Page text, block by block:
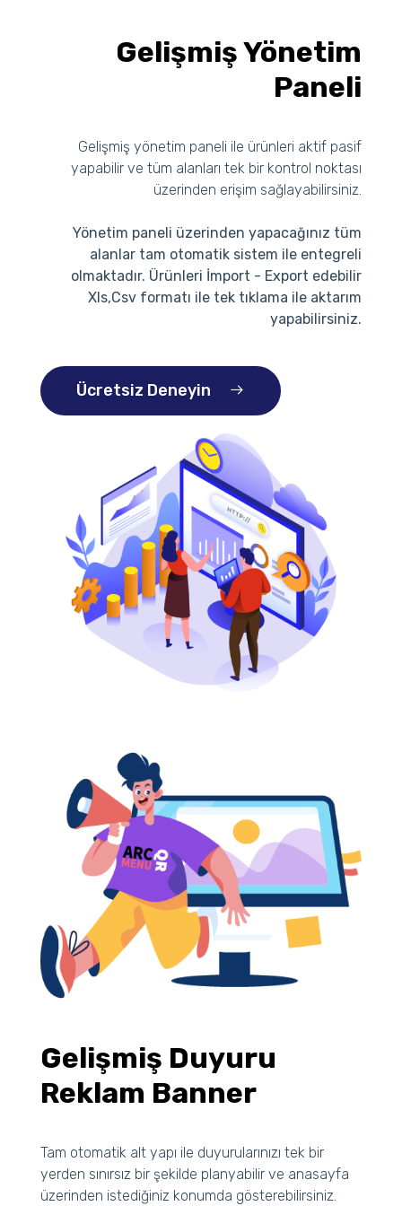
Gelişmiş Yönetim
Paneli
Gelişmiş yönetim paneli ile ürünleri aktif pasif
yapabilir ve tüm alanları tek bir kontrol noktası
üzerinden erişim sağlayabilirsiniz.
Yönetim paneli üzerinden yapacağınız tüm
alanlar tam otomatik sistem ile entegreli
olmaktadır. Ürünleri İmport - Export edebilir
Xls,Csv formatı ile tek tıklama ile aktarım
yapabilirsiniz.
Ücretsiz Deneyin
Gelişmiş Duyuru
Reklam Banner
Tam otomatik alt yapı ile duyurularınızı tek bir
yerden sınırsız bir şekilde planyabilir ve anasayfa
üzerinden istediğiniz konumda gösterebilirsiniz.